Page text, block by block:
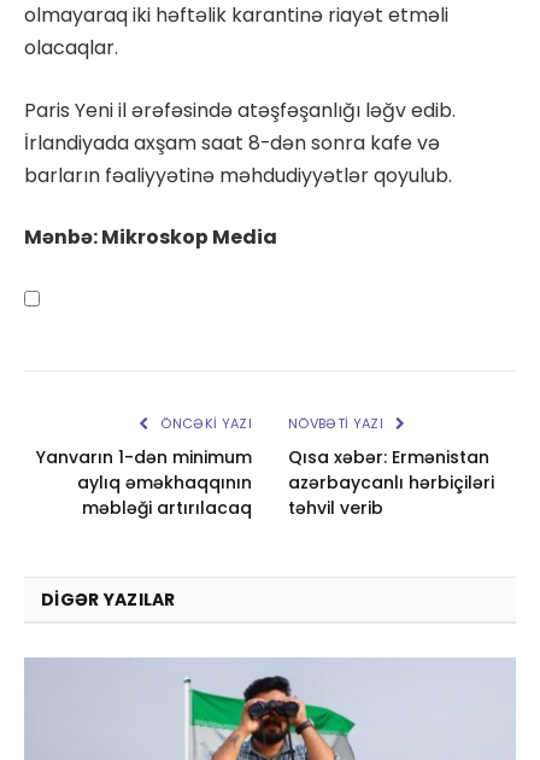
olmayaraq iki həftəlik karantinə riayət etməli
olacaqlar.
Paris Yeni il ərəfəsində atəşfəşanlığı ləğv edib.
İrlandiyada axşam saat 8-dən sonra kafe və
barların fəaliyyətinə məhdudiyyətlər qoyulub.
Mənbə: Mikroskop Media
ÖNCƏKI YAZI
Yanvarın 1-dən minimum
aylıq əməkhaqqının
məbləği artırılacaq
NÖVBƏTI YAZI
Qısa xəbər: Ermənistan
azərbaycanlı hərbiçiləri
təhvil verib
DIGƏR YAZILAR